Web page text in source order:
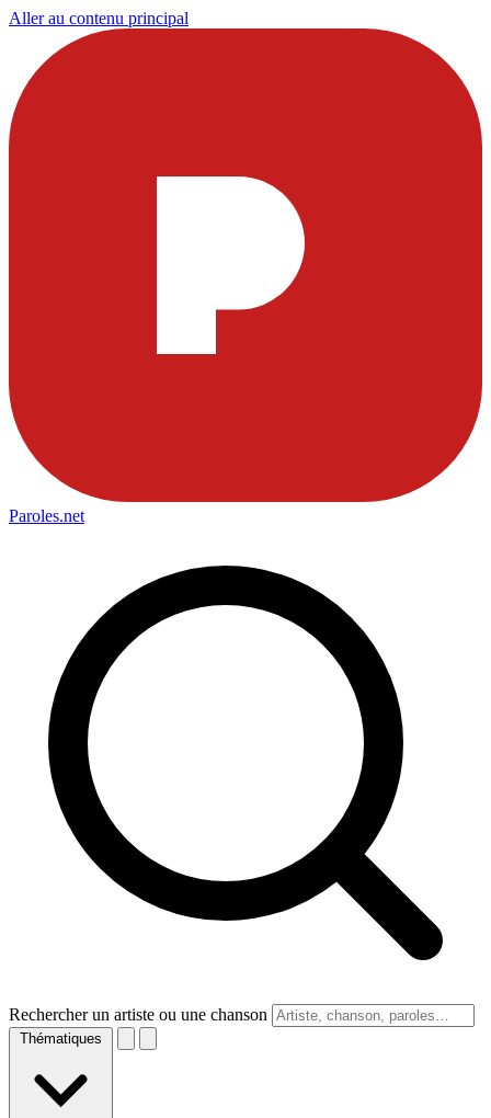
Aller au contenu principal
Paroles.net
Rechercher un artiste ou une chanson
Thématiques